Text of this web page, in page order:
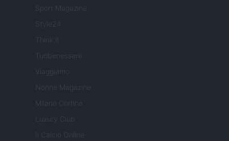
Sport Magazine
Style24
Think.it
Tuobenessere
Viaggiamo
Nonne Magazine
Milano Cortina
Luxury Club
Il Calcio Online